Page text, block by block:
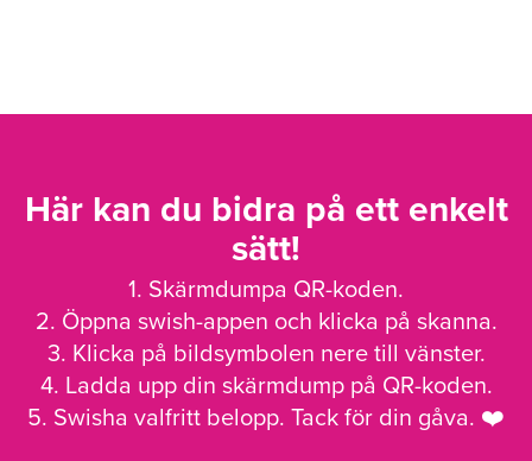
Här kan du bidra på ett enkelt
sätt!
1. Skärmdumpa QR-koden.
2. Öppna swish-appen och klicka på skanna.
3. Klicka på bildsymbolen nere till vänster.
4. Ladda upp din skärmdump på QR-koden.
5. Swisha valfritt belopp. Tack för din gåva. ❤️